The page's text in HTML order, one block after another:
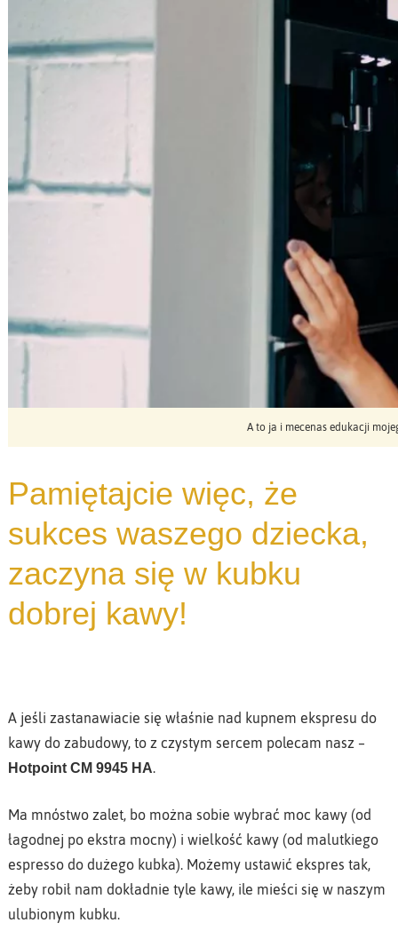
A to ja i mecenas edukacji
Pamiętajcie więc, że
sukces waszego dziecka,
zaczyna się w kubku
dobrej kawy!
A jeśli zastanawiacie się właśnie nad kupnem ekspresu do
kawy do zabudowy, to z czystym sercem polecam nasz –
Hotpoint CM 9945 HA.
Ma mnóstwo zalet, bo można sobie wybrać moc kawy (od
łagodnej po ekstra mocny) i wielkość kawy (od malutkiego
espresso do dużego kubka). Możemy ustawić ekspres tak,
żeby robił nam dokładnie tyle kawy, ile mieści się w naszym
ulubionym kubku.